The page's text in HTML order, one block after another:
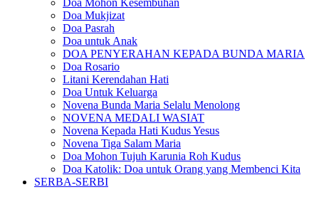
Doa Mohon Kesembuhan
Doa Mukjizat
Doa Pasrah
Doa untuk Anak
DOA PENYERAHAN KEPADA BUNDA MARIA
Doa Rosario
Litani Kerendahan Hati
Doa Untuk Keluarga
Novena Bunda Maria Selalu Menolong
NOVENA MEDALI WASIAT
Novena Kepada Hati Kudus Yesus
Novena Tiga Salam Maria
Doa Mohon Tujuh Karunia Roh Kudus
Doa Katolik: Doa untuk Orang yang Membenci Kita
SERBA-SERBI